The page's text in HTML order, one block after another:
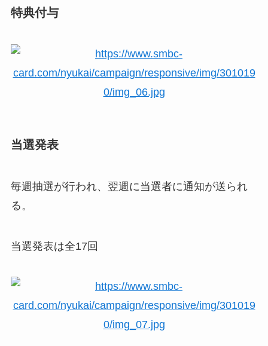
特典付与
当選発表
毎週抽選が行われ、翌週に当選者に通知が送られ
る。
当選発表は全17回